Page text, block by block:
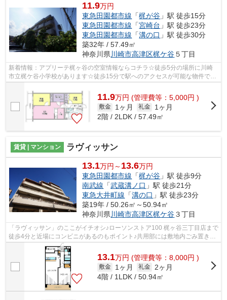
11.9万円
東急田園都市線 「梶が谷 」駅 徒歩15分
東急田園都市線 「宮崎台 」駅 徒歩23分
東急田園都市線 「溝の口 」駅 徒歩30分
築32年 / 57.49㎡
神奈川県川崎市高津区梶ケ谷５丁目
新着情報：アプリーテ梶ヶ谷の空室情報ならコチラ☆徒歩5分の場所に川崎
市立梶ケ谷小学校があります☆徒歩15分で駅へのアクセスが可能な物件です
11.9万円 (管理費等：5,000円 )
敷金 1ヶ月 礼金
1ヶ月
2階 / 2LDK / 57.49㎡
賃貸 | マンション ラヴィッサン
13.1万円～ 13.6万円
東急田園都市線 「梶が谷 」駅 徒歩9分
南武線 「武蔵溝ノ口 」駅 徒歩21分
東急大井町線 「溝の口 」駅 徒歩23分
築19年 / 50.26㎡～50.94㎡
神奈川県 川崎市高津区梶ケ谷３丁目
「ラヴィッサン」のここがイチオシ♪ローソンストア100 梶ヶ谷三丁目店まで
徒歩4分と近場にコンビニがあるのもポイント♪共用部には敷地内ごみ置き
場・エレベータなどが揃っており、とて...
13.1万円 (管理費等：8,000円 )
敷金 1ヶ月 礼金
2ヶ月
4階 / 1LDK / 50.94㎡